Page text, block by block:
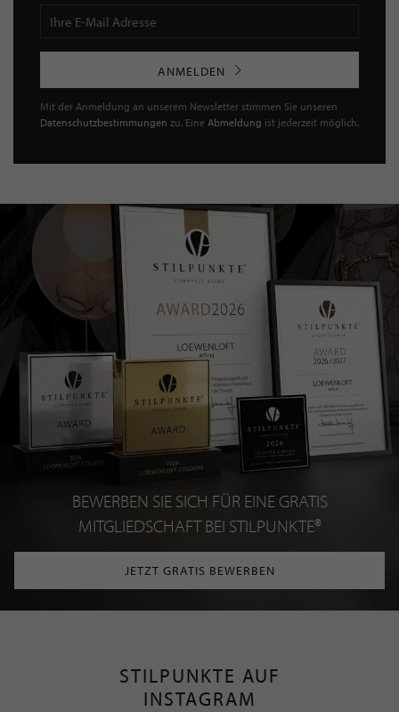
ANMELDEN
Mit der Anmeldung an unserem Newsletter stimmen Sie unseren
Datenschutzbestimmungen zu. Eine Abmeldung ist jederzeit möglich.
BEWERBEN SIE SICH FÜR EINE GRATIS
MITGLIEDSCHAFT BEI STILPUNKTE®
JETZT GRATIS BEWERBEN
STILPUNKTE AUF
INSTAGRAM